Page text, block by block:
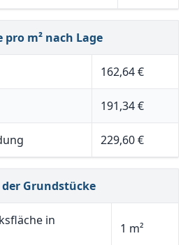
m² nach Lage
162,64 €
191,34 €
229,60 €
Grundstücke
in
1 m²